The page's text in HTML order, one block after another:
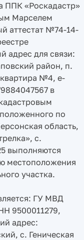
ППК «Роскадастр»
Марселем
аттестат №74-14-
адрес для связи:
район, п.
№4, e-
в
по
область,
с.
выполняются
местоположения
участка.
ГУ МВД
9500011279,
адрес:
с. Геническая